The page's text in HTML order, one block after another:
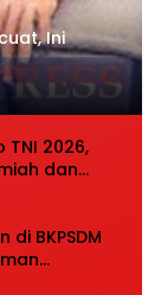
Ini
TNI 2026,
dan
BKPSDM
Berjalan